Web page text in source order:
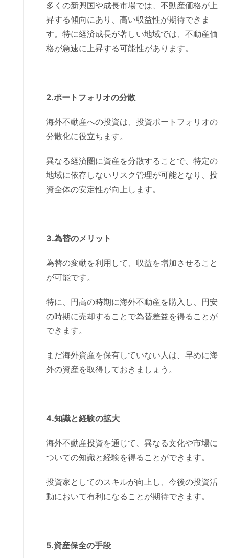
多くの新興国や成長市場では、不動産価格が上
昇する傾向にあり、高い収益性が期待できま
す。特に経済成長が著しい地域では、不動産価
格が急速に上昇する可能性があります。
2.ポートフォリオの分散
海外不動産への投資は、投資ポートフォリオの
分散化に役立ちます。
異なる経済圏に資産を分散することで、特定の
地域に依存しないリスク管理が可能となり、投
資全体の安定性が向上します。
3.為替のメリット
為替の変動を利用して、収益を増加させること
が可能です。
特に、円高の時期に海外不動産を購入し、円安
の時期に売却することで為替差益を得ることが
できます。
まだ海外資産を保有していない人は、早めに海
外の資産を取得しておきましょう。
4.知識と経験の拡大
海外不動産投資を通じて、異なる文化や市場に
ついての知識と経験を得ることができます。
投資家としてのスキルが向上し、今後の投資活
動において有利になることが期待できます。
5.資産保全の手段